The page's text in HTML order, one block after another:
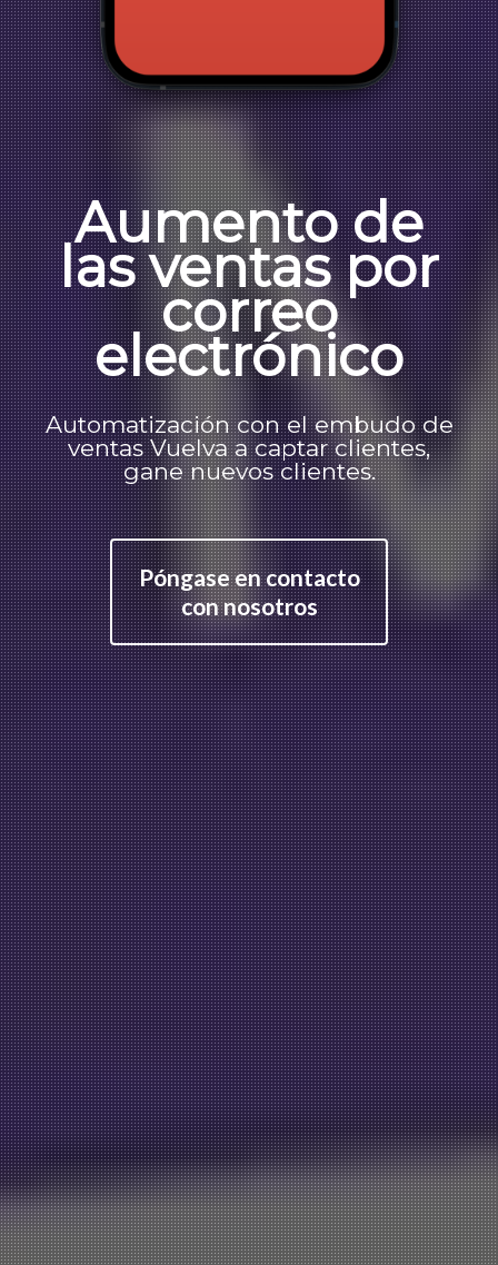
Aumento de
las ventas por
correo
electrónico
Automatización con el embudo de
ventas Vuelva a captar clientes,
gane nuevos clientes.
Póngase en contacto
con nosotros